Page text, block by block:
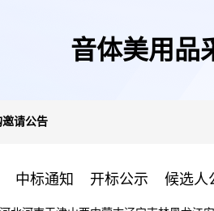
音体美用品
请公告
中标通知 开标公示 候选人